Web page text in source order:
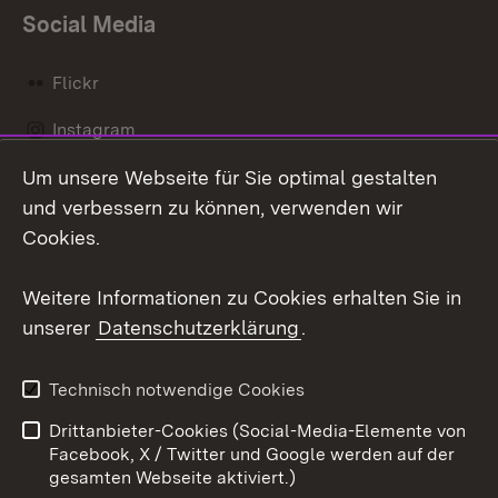
Social Media
Flickr
Instagram
Social Wall
Barrierefreiheit
Benutzungshinweise
Impressum
Cookies
Um unsere Webseite für Sie optimal gestalten
und verbessern zu können, verwenden wir
Cookies.
Weitere Informationen zu Cookies erhalten Sie in
unserer Datenschutzerklärung.
Technisch notwendige Cookies
Drittanbieter-Cookies (Social-Media-Elemente von
Facebook, X / Twitter und Google werden auf der
gesamten Webseite aktiviert.)